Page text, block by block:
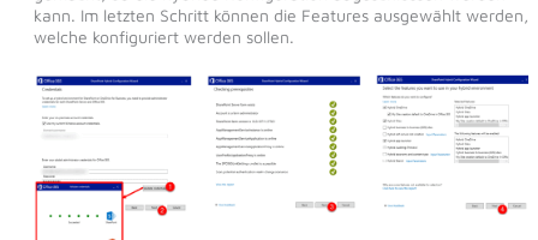
kann. Im letzten Schritt können die Features ausgewählt werden,
welche konfiguriert werden sollen.